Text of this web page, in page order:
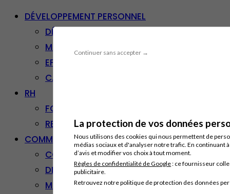
Continuer sans accepter →
La protection de vos données
Nous utilisons des cookies qui nous permettent de
médias sociaux et d'analyser notre trafic. En continuant
d’avis et modifier vos choix à tout moment.
Règles de confidentialité de Google: ce fournisseur
publicitaire.
Retrouvez notre politique de protection des données
DÉVELOPPEMENT PERSONNEL
DÉVELOPPEMENT PERSONNEL
MANAGEMENT
EFFICACITÉ PROFESSIONNELLE
CARRIÈRE & RECONVERSION
RH
FORMATION PROFESSIONNELLE
RESSOURCES HUMAINES
COMMUNICATION/DIGITAL
COMMUNICATION
DIGITAL
MARKETING